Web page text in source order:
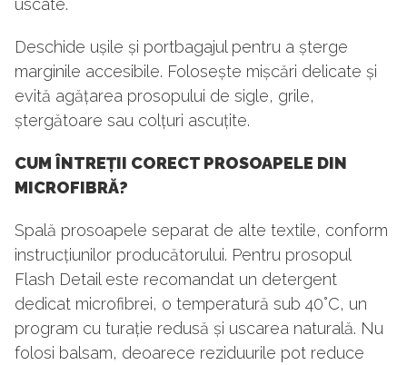
uscate.
Deschide ușile și portbagajul pentru a șterge
marginile accesibile. Folosește mișcări delicate și
evită agățarea prosopului de sigle, grile,
ștergătoare sau colțuri ascuțite.
CUM ÎNTREȚII CORECT PROSOAPELE DIN
MICROFIBRĂ?
Spală prosoapele separat de alte textile, conform
instrucțiunilor producătorului. Pentru prosopul
Flash Detail este recomandat un detergent
dedicat microfibrei, o temperatură sub 40°C, un
program cu turație redusă și uscarea naturală. Nu
folosi balsam, deoarece reziduurile pot reduce